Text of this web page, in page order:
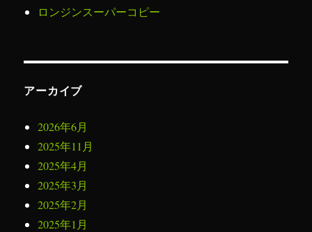
ロンジンスーパーコピー
アーカイブ
2026年6月
2025年11月
2025年4月
2025年3月
2025年2月
2025年1月